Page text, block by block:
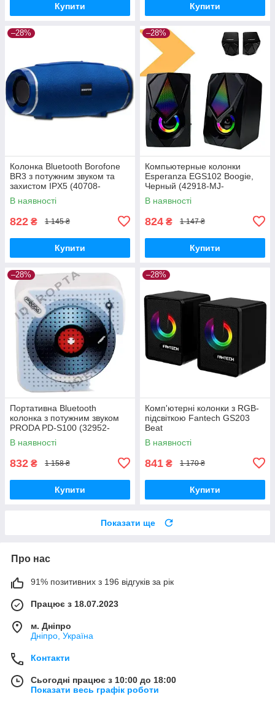
Купити Купити
–28%
Колонка Bluetooth Borofone
BR3 з потужним звуком та
захистом IPX5 (40708-
01_397)
В наявності
822 ₴ 1 145 ₴
Купити
–28%
Компьютерные колонки
Esperanza EGS102 Boogie,
Черный (42918-MJ-
100A_390)
В наявності
824 ₴ 1 147 ₴
Купити
–28%
Портативна Bluetooth
колонка з потужним звуком
PRODA PD-S100 (32952-
01_414)
В наявності
832 ₴ 1 158 ₴
Купити
–28%
Комп'ютерні колонки з RGB-
підсвіткою Fantech GS203
Beat
В наявності
841 ₴ 1 170 ₴
Купити
Показати ще
Про нас
91% позитивних з 196 відгуків за рік
Працює з 18.07.2023
м. Дніпро
Дніпро, Україна
Контакти
Сьогодні працює з 10:00 до 18:00
Показати весь графік роботи